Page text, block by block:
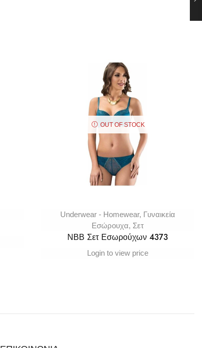
OUT OF STOCK
Underwear - Homewear, Γυναικεία
Εσώρουχα, Σετ
ΝΒΒ Σετ Εσωρούχων 4373
Login to view price